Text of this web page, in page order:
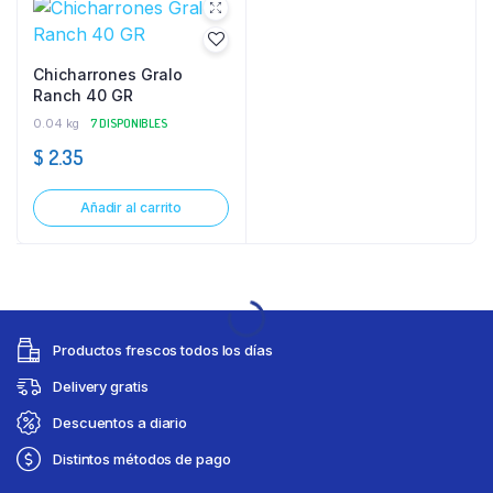
Chicharrones Gralo
Ranch 40 GR
0.04 kg 7 DISPONIBLES
$ 2.35
Añadir al carrito
Productos frescos todos los días
Delivery gratis
Descuentos a diario
Distintos métodos de pago